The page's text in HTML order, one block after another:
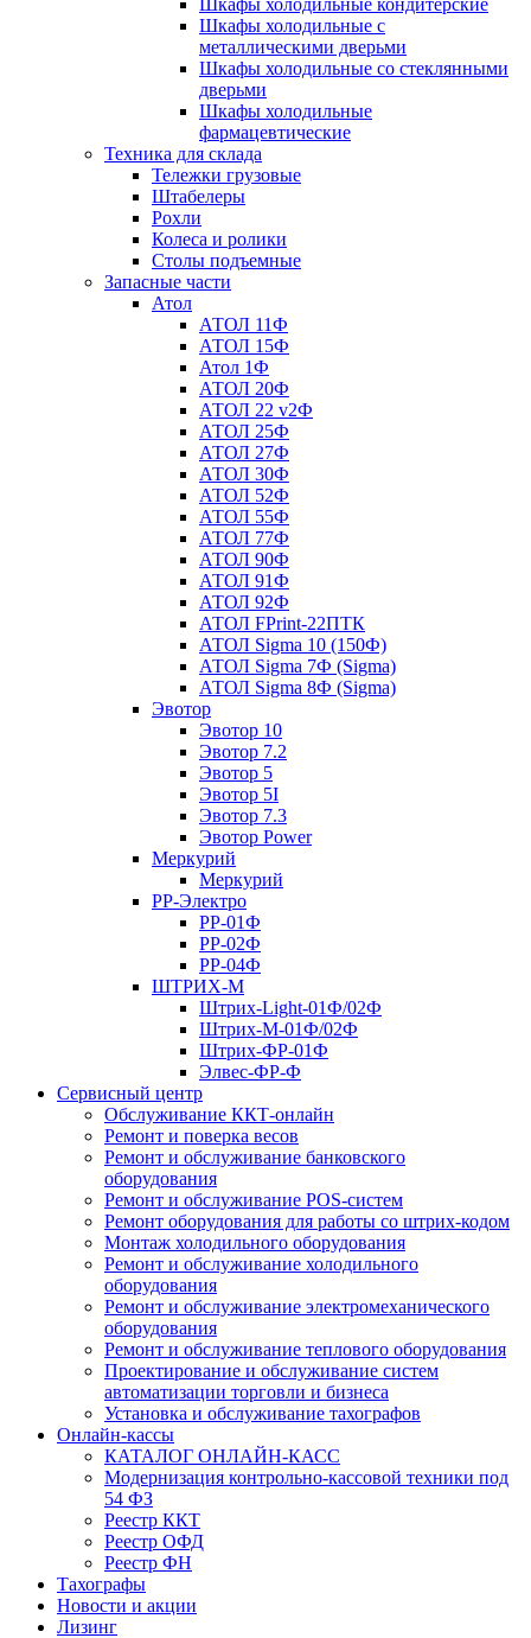
Шкафы холодильные кондитерские
Шкафы холодильные с
металлическими дверьми
Шкафы холодильные со стеклянными
дверьми
Шкафы холодильные
фармацевтические
Техника для склада
Тележки грузовые
Штабелеры
Рохли
Колеса и ролики
Столы подъемные
Запасные части
Атол
АТОЛ 11Ф
АТОЛ 15Ф
Атол 1Ф
АТОЛ 20Ф
АТОЛ 22 v2Ф
АТОЛ 25Ф
АТОЛ 27Ф
АТОЛ 30Ф
АТОЛ 52Ф
АТОЛ 55Ф
АТОЛ 77Ф
АТОЛ 90Ф
АТОЛ 91Ф
АТОЛ 92Ф
АТОЛ FPrint-22ПТК
АТОЛ Sigma 10 (150Ф)
АТОЛ Sigma 7Ф (Sigma)
АТОЛ Sigma 8Ф (Sigma)
Эвотор
Эвотор 10
Эвотор 7.2
Эвотор 5
Эвотор 5I
Эвотор 7.3
Эвотор Power
Меркурий
Меркурий
РР-Электро
РР-01Ф
РР-02Ф
РР-04Ф
ШТРИХ-М
Штрих-Light-01Ф/02Ф
Штрих-М-01Ф/02Ф
Штрих-ФР-01Ф
Элвес-ФР-Ф
Сервисный центр
Обслуживание ККТ-онлайн
Ремонт и поверка весов
Ремонт и обслуживание банковского
оборудования
Ремонт и обслуживание POS-систем
Ремонт оборудования для работы со штрих-кодом
Монтаж холодильного оборудования
Ремонт и обслуживание холодильного
оборудования
Ремонт и обслуживание электромеханического
оборудования
Ремонт и обслуживание теплового оборудования
Проектирование и обслуживание систем
автоматизации торговли и бизнеса
Установка и обслуживание тахографов
Онлайн-кассы
КАТАЛОГ ОНЛАЙН-КАСС
Модернизация контрольно-кассовой техники под
54 ФЗ
Реестр ККТ
Реестр ОФД
Реестр ФН
Тахографы
Новости и акции
Лизинг